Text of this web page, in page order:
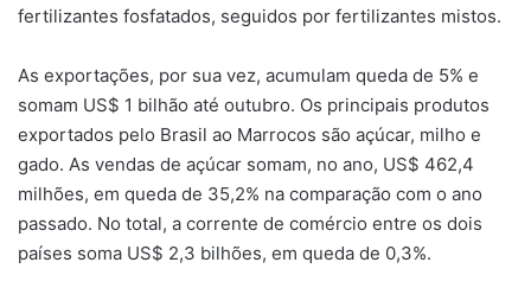
fertilizantes fosfatados, seguidos por fertilizantes mistos.
As exportações, por sua vez, acumulam queda de 5% e
somam US$ 1 bilhão até outubro. Os principais produtos
exportados pelo Brasil ao Marrocos são açúcar, milho e
gado. As vendas de açúcar somam, no ano, US$ 462,4
milhões, em queda de 35,2% na comparação com o ano
passado. No total, a corrente de comércio entre os dois
países soma US$ 2,3 bilhões, em queda de 0,3%.